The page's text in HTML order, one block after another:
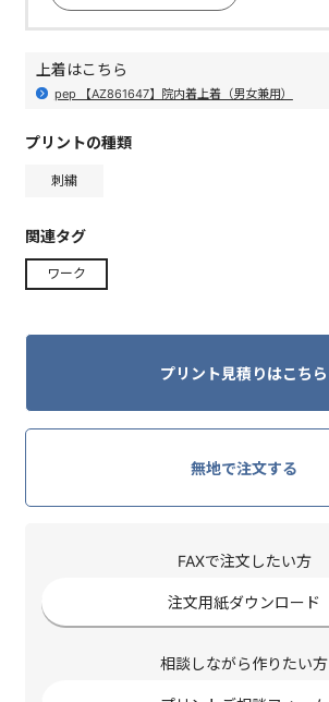
上着はこちら
pep 【AZ861647】院内着上着（男女兼用）
プリントの種類
刺繍
関連タグ
ワーク
プリント見積りはこちら
無地で注文する
FAXで注文したい方
注文用紙ダウンロード
相談しながら作りたい方